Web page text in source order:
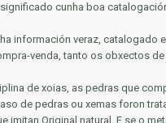
cunha boa
información veraz, catalogado
venda, tanto os obxectos
de xoias, as pedras que
de pedras ou xemas foron
imitan Original natural. E se o